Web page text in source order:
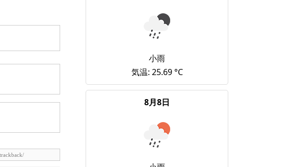
小雨
気温: 25.69 °C
8月8日